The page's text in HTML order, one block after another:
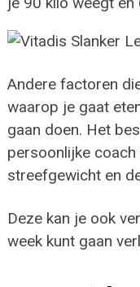
Andere factoren
waarop je gaat
gaan doen. Het
persoonlijke
streefgewicht en
Deze kan je ook
week kunt gaan